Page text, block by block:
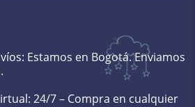
Estamos en Bogotá. Enviamos
24/7 – Compra en cualquier